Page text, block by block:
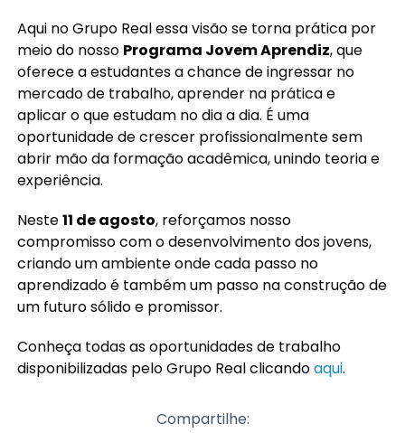
Aqui no Grupo Real essa visão se torna prática por
meio do nosso Programa Jovem Aprendiz, que
oferece a estudantes a chance de ingressar no
mercado de trabalho, aprender na prática e
aplicar o que estudam no dia a dia. É uma
oportunidade de crescer profissionalmente sem
abrir mão da formação acadêmica, unindo teoria e
experiência.
Neste11 de agosto, reforçamos nosso
compromisso com o desenvolvimento dos jovens,
criando um ambiente onde cada passo no
aprendizado é também um passo na construção de
um futuro sólido e promissor.
Conheça todas as oportunidades de trabalho
disponibilizadas pelo Grupo Real clicandoaqui.
Compartilhe: